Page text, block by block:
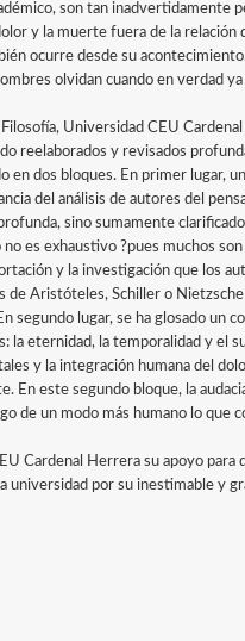
son tan inadvertidamente
y la muerte fuera de la relación
ocurre desde su
olvidan cuando en verdad
Universidad CEU
reelaborados y revisados
en dos bloques. En primer lugar,
del análisis de autores del
sino sumamente
es exhaustivo ?pues muchos
y la investigación que los
de Aristóteles, Schiller o
segundo lugar, se ha glosado un
la eternidad, la temporalidad y el
y la integración humana del
En este segundo bloque, la
de un modo más humano lo que
Cardenal Herrera su apoyo para
universidad por su inestimable y